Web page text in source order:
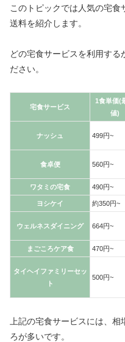
このトピックでは人気の宅食
送料を紹介します。
どの宅食サービスを利用する
ださい。
宅食サービス
1食単価(
値)
ナッシュ 499円~
食卓便 560円~
ワタミの宅食 490円~
ヨシケイ 約350円~
ウェルネスダイニング 664円~
まごころケア食 470円~
タイヘイファミリーセッ
ト
500円~
上記の宅食サービスには、
ろが多いです。